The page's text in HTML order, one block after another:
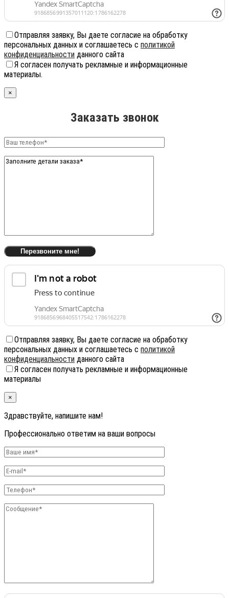
Отправляя заявку, Вы даете согласие на обработку
персональных данных и соглашаетесь с политикой
конфиденциальности данного сайта
Я согласен получать рекламные и информационные
материалы.
×
Заказать звонок
Отправляя заявку, Вы даете согласие на обработку
персональных данных и соглашаетесь с политикой
конфиденциальности данного сайта
Я согласен получать рекламные и информационные
материалы
×
Здравствуйте, напишите нам!
Профессионально ответим на ваши вопросы